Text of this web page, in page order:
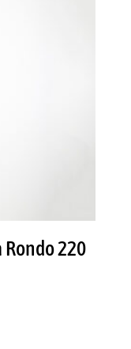
Rondo 220